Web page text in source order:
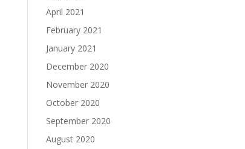
April 2021
February 2021
January 2021
December 2020
November 2020
October 2020
September 2020
August 2020